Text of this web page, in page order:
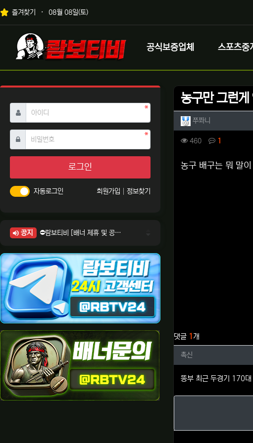
상단 네비
즐겨찾기 08월 08일(토)
메인 메뉴
로고
공식보증업체 스포츠중
농구만 그런게
작성자 정보
쭈쫘니
컨텐츠 정보
460조회 1
본문
농구 배구는 뭐 말
댓글 1 개
촉신님의 댓글
촉신
똥부 최근 두경기 170대
아이디 필수
비밀번호필수
로그인
자동로그인 회원가입 정보찾기
공지
⛔람보티비 [배너 제휴 및 공식 입점 문의 안내]
⛔람보티비 [정회원 등급UP! 안내사항]
⛔람보티비 [채팅방 이용시 주의사항]
⛔람보티비 [공식보증업체 안내]